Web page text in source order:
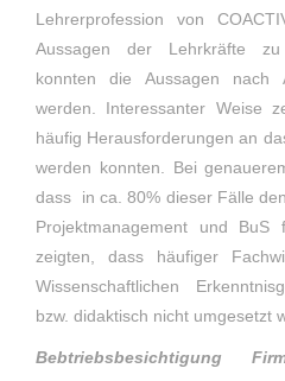
Lehrerprofession von
Aussagen der Lehrkräfte zu
konnten die Aussagen nach
werden. Interessanter Weise
häufig Herausforderungen an
werden konnten. Bei
dass in ca. 80% dieser Fälle
Projektmanagement und
zeigten, dass häufiger
Wissenschaftlichen
bzw. didaktisch nicht umgesetzt
Bebtriebsbesichtigung